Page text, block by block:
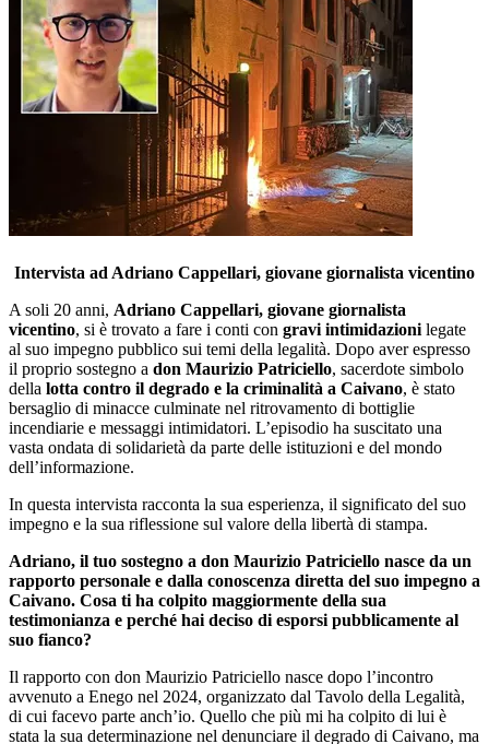
Intervista ad Adriano Cappellari, giovane giornalista vicentino
A soli 20 anni, Adriano Cappellari, giovane giornalista
vicentino, si è trovato a fare i conti con gravi intimidazioni legate
al suo impegno pubblico sui temi della legalità. Dopo aver espresso
il proprio sostegno a don Maurizio Patriciello, sacerdote simbolo
della lotta contro il degrado e la criminalità a Caivano, è stato
bersaglio di minacce culminate nel ritrovamento di bottiglie
incendiarie e messaggi intimidatori. L’episodio ha suscitato una
vasta ondata di solidarietà da parte delle istituzioni e del mondo
dell’informazione.
In questa intervista racconta la sua esperienza, il significato del suo
impegno e la sua riflessione sul valore della libertà di stampa.
Adriano, il tuo sostegno a don Maurizio Patriciello nasce da un
rapporto personale e dalla conoscenza diretta del suo impegno a
Caivano. Cosa ti ha colpito maggiormente della sua
testimonianza e perché hai deciso di esporsi pubblicamente al
suo fianco?
Il rapporto con don Maurizio Patriciello nasce dopo l’incontro
avvenuto a Enego nel 2024, organizzato dal Tavolo della Legalità,
di cui facevo parte anch’io. Quello che più mi ha colpito di lui è
stata la sua determinazione nel denunciare il degrado di Caivano, ma